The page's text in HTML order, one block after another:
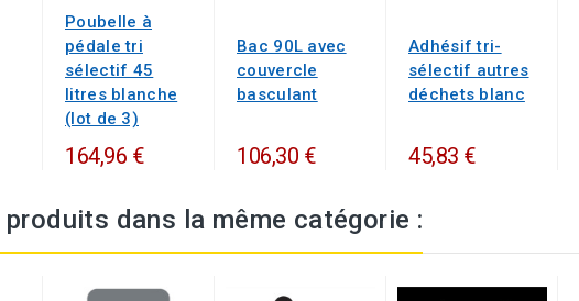
Poubelle à
pédale tri
sélectif 45
litres blanche
(lot de 3)
164,96 €
Bac 90L avec
couvercle
basculant
106,30 €
Adhésif tri-
sélectif autres
déchets blanc
45,83 €
dans la même catégorie :